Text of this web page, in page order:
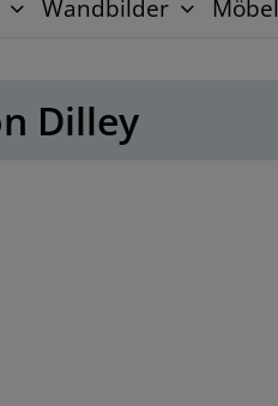
Wandbilder
Dilley